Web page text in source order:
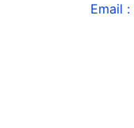
Email :